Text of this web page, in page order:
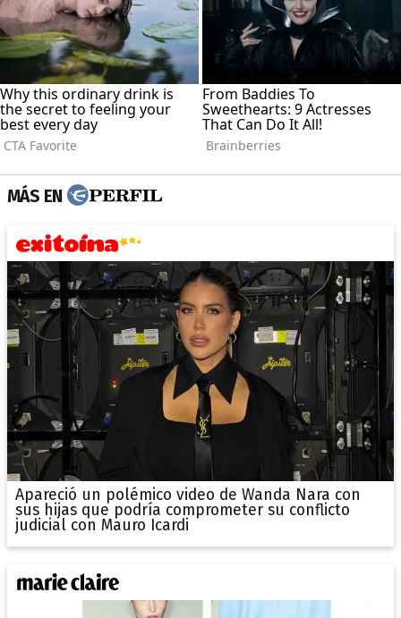
MÁS EN
Apareció un polémico video de Wanda Nara con
sus hijas que podría comprometer su conflicto
judicial con Mauro Icardi